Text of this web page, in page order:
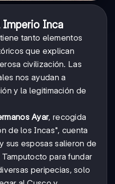
Imperio Inca
tanto elementos
que explican
civilización. Las
nos ayudan a
y la legitimación de
Ayar, recogida
de los Incas", cuenta
sus esposas salieron de
para fundar
peripecias, solo